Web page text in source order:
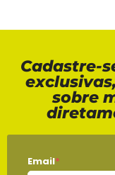
Cadastre-
sobre
Email*